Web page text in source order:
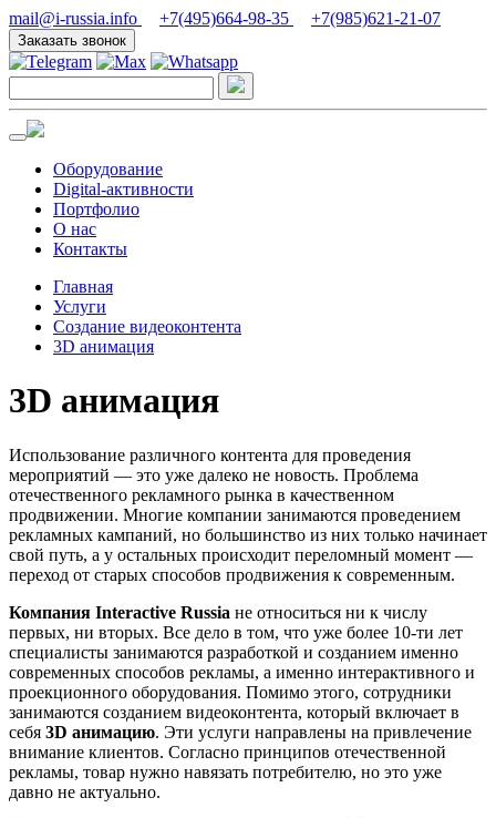
mail@i-russia.info +7(495)664-98-35 +7(985)621-21-07
Заказать звонок
Оборудование
Digital-активности
Портфолио
О нас
Контакты
Главная
Услуги
Создание видеоконтента
3D анимация
3D анимация
Использование различного контента для проведения
мероприятий — это уже далеко не новость. Проблема
отечественного рекламного рынка в качественном
продвижении. Многие компании занимаются проведением
рекламных кампаний, но большинство из них только начинает
свой путь, а у остальных происходит переломный момент —
переход от старых способов продвижения к современным.
Компания Interactive Russia не относиться ни к числу
первых, ни вторых. Все дело в том, что уже более 10-ти лет
специалисты занимаются разработкой и созданием именно
современных способов рекламы, а именно интерактивного и
проекционного оборудования. Помимо этого, сотрудники
занимаются созданием видеоконтента, который включает в
себя 3D анимацию. Эти услуги направлены на привлечение
внимание клиентов. Согласно принципов отечественной
рекламы, товар нужно навязать потребителю, но это уже
давно не актуально.